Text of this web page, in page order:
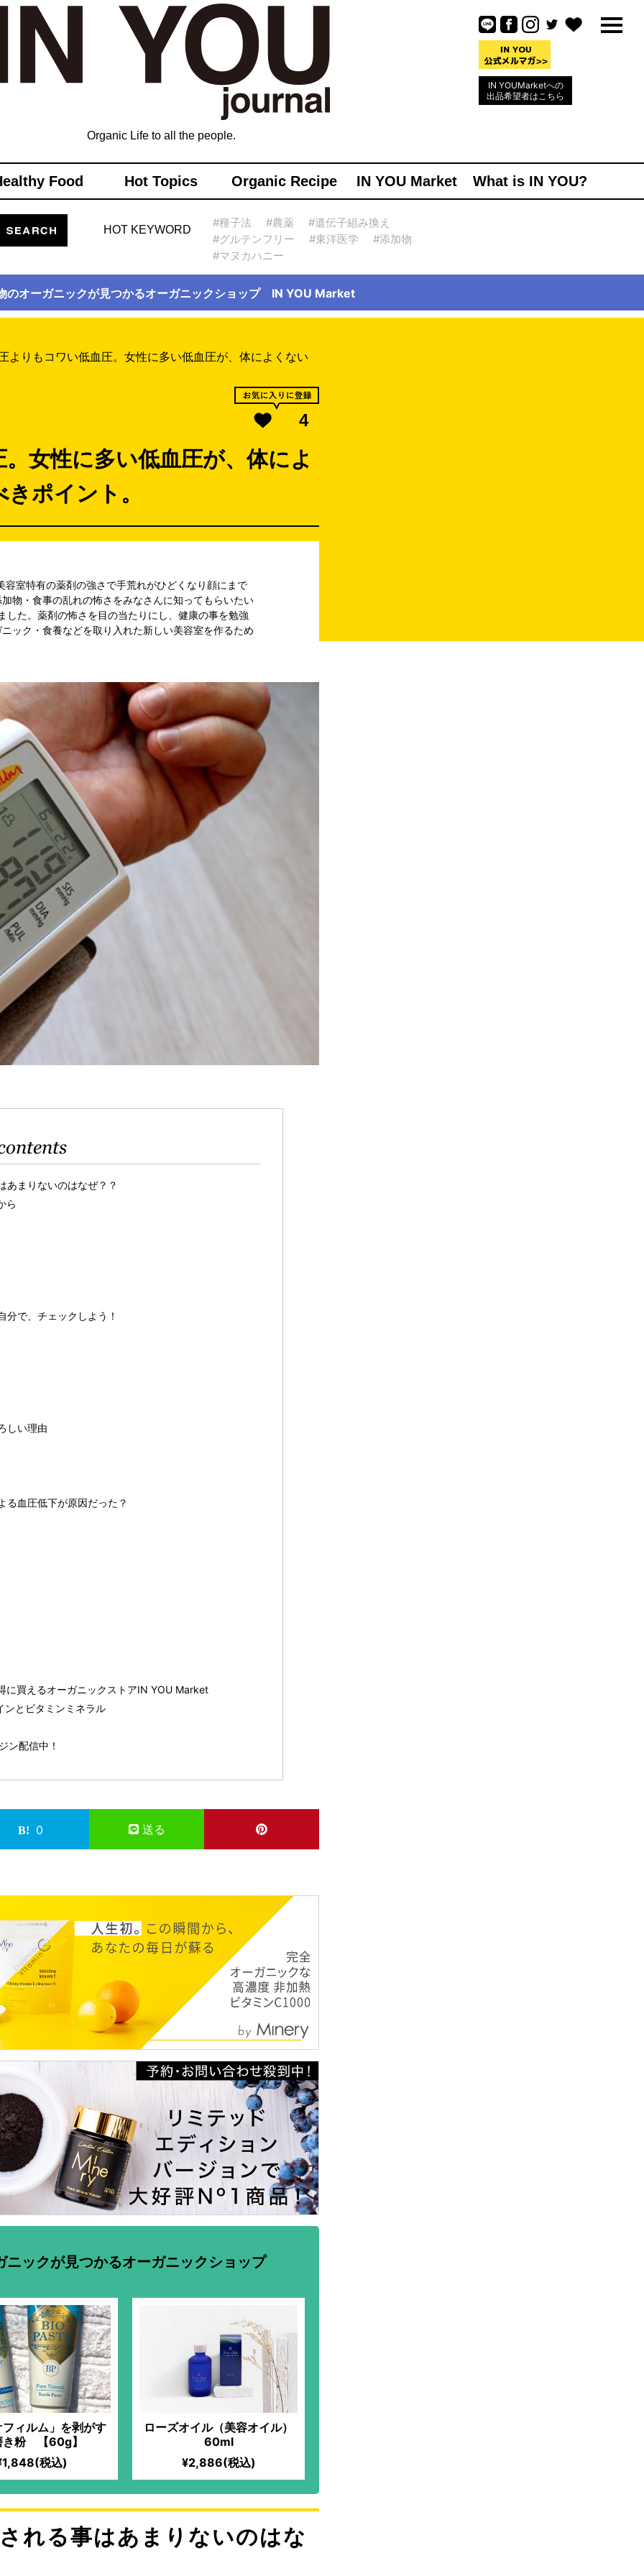
IN YOUMarketへの
出品希望者はこちら
Organic Life to all the people.
Food Hot Topics Organic Recipe IN YOU Market What is IN YOU?
HOT KEYWORD
#種子法 #農薬
#遺伝子組み換え
#グルテンフリー
#東洋医学
#添加物
#マヌカハニー
のオーガニックが見つかるオーガニックショップ IN YOU Market
よりもコワい低血圧。女性に多い低血圧が、体によくない
4
女性に多い低血圧が、体によ
ポイント。
室特有の薬剤の強さで手荒れがひどくなり顔にまで
物・食事の乱れの怖さをみなさんに知ってもらいたい
した。薬剤の怖さを目の当たりにし、健康の事を勉強
ック・食養などを取り入れた新しい美容室を作るため
まりないのはなぜ？？
ら
で、チェックしよう！
しい理由
血圧低下が原因だった？
に買えるオーガニックストアIN YOU Market
とビタミンミネラル
ン配信中！
0 送る
ニックが見つかるオーガニックショップ
ィルム」を剥がす
き粉 【60g】
税込)
ローズオイル（美容オイル）
60ml
¥2,886(税込)
れる事はあまりないのはな